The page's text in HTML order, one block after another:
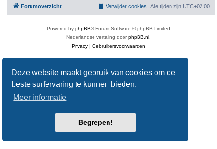
Deze website maakt gebruik van cookies om de
beste surfervaring te kunnen bieden.
Meer informatie
Begrepen!
Forumoverzicht Alle tijden zijn UTC+02:00
Verwijder cookies
Powered by phpBB® Forum Software © phpBB Limited
Nederlandse vertaling doorphpBB.nl
Privacy | Gebruikersvoorwaarden